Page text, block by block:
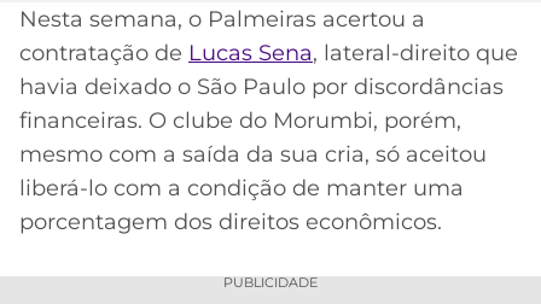
CÓDIGO
DE
INDICAÇÃO
BET365
CÓDIGO
BETANO
CORINTHIANS
SÃO
PAULO
SANTOS
FLAMENGO
A
LIBERTADORES
COPA
DO
BRASIL
MERCADO
DA
BOLA
PALPITES
Acesse o perfil do autor
no Twitter
Nesta semana, o Palmeiras acertou a
contratação de Lucas Sena, lateral-direito que
havia deixado o São Paulo por discordâncias
financeiras. O clube do Morumbi, porém,
mesmo com a saída da sua cria, só aceitou
liberá-lo com a condição de manter uma
porcentagem dos direitos econômicos.
PUBLICIDADE